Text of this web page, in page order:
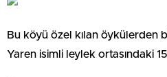
Bu köyü özel kılan öykülerden
Yaren isimli leylek ortasındaki